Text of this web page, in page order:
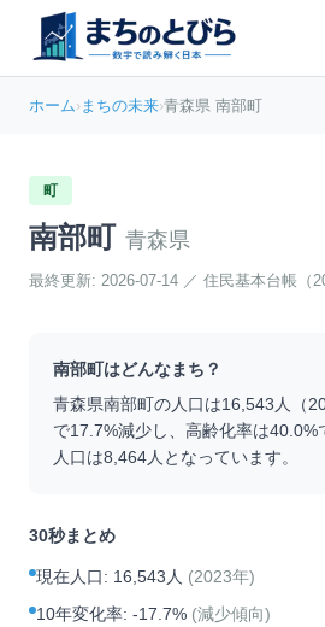
ホーム›まちの未来›青森県 南部町
町
南部町 青森県
最終更新: 2026-07-14 ／ 住民基本台帳（
南部町はどんなまち？
青森県南部町の人口は16,543 人（
で17.7%減少し、高齢化率は40.0%
人口は8,464人となっています。
30秒まとめ
現在人口: 16,543人 (2023年)
10年変化率: -17.7% (減少傾向)